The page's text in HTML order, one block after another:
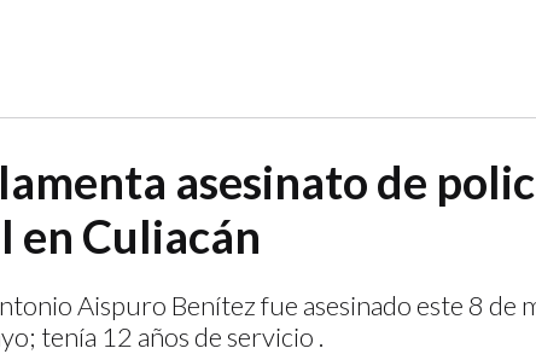
asesinato de
en Culiacán
Aispuro Benítez fue asesinado este 8 de
tenía 12 años de servicio .